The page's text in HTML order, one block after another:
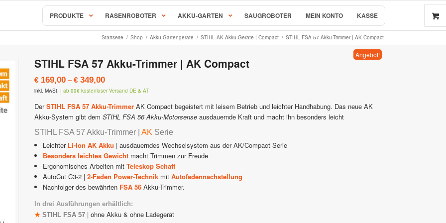
PRODUKTE
RC & RX Serie
& Ersatzteile
& Rasenroboter
& RockNeo Mähroboter
AL-KO & SOLO Mähroboter
SOLO Robolinho Mähroboter | by AL-KO
ALKO | SOLO Robolinho Zubehör & Ersatzteile
STIHL iMow Mähroboter
Ambrogio – Zuchetti
Ambrogio Mähroboter
Stiga AutoClip Rasenroboter
RASENROBOTER AKKU-GARTEN SAUGROBOTER MEIN KONTO KASSE
Startseite / Shop / Akku Gartengeräte / STIHL AK Akku-Geräte | Compact / STIHL FSA 57 Akku-Trimmer | AK Compact
Angebot!
STIHL FSA 57 Akku-Trimmer | AK Compact
€ 169,00–€ 349,00
inkl. MwSt. | ab 99€ kostenloser Versand DE & AT
DerSTIHL FSA 57 Akku-Trimmer AK Compact begeistert mit leisem Betrieb und leichter Handhabung. Das neue AK
Akku-System gibt dem STIHL FSA 56 Akku-Motorsense ausdauernde Kraft und macht ihn besonders leicht
STIHL FSA 57 Akku-Trimmer | AK Serie
Leichter Li-Ion AK Akku | ausdauerndes Wechselsystem aus der AK/Compact Serie
Besonders leichtes Gewichtmacht Trimmen zur Freude
Ergonomisches Arbeiten mit Teleskop Schaft
AutoCut C3-2 | 2-Faden Power-Technikmit Autofadennachstellung
Nachfolger des bewährten FSA 56Akku-Trimmer.
In drei Ausführungen erhältlich:
★ STIHL FSA 57 | ohne Akku & ohne Ladegerät